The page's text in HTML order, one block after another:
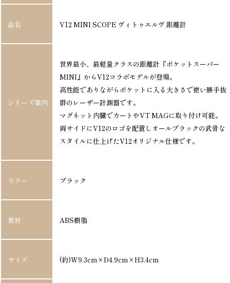
品名 V12 MINI SCOPE ヴィトゥエルヴ 距離計
シリーズ案内
世界最小、最軽量クラスの距離計『ポケットスーパー
MINI』からV12コラボモデルが登場。
高性能でありながらポケットに入る大きさで使い勝手抜
群のレーザー計測器です。
マグネット内臓でカートやVT MAGに取り付け可能。
両サイドにV12のロゴを配置しオールブラックの武骨な
スタイルに仕上げたV12オリジナル仕様です。
カラー ブラック
素材 ABS樹脂
サイズ (約)W9.3cm×D4.9cm×H3.4cm